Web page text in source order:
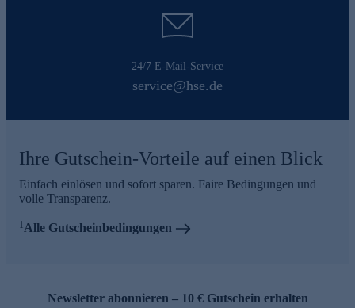
24/7 E-Mail-Service
service@hse.de
Ihre Gutschein-Vorteile auf einen Blick
Einfach einlösen und sofort sparen. Faire Bedingungen und
volle Transparenz.
1Alle Gutscheinbedingungen
Newsletter abonnieren – 10 € Gutschein erhalten